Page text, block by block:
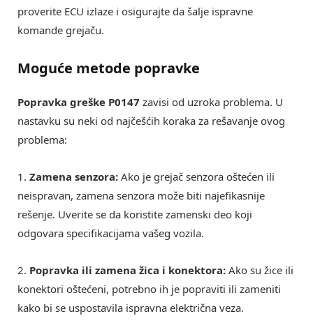
proverite ECU izlaze i osigurajte da šalje ispravne
komande grejaču.
Moguće metode popravke
Popravka greške P0147 zavisi od uzroka problema. U
nastavku su neki od najčešćih koraka za rešavanje ovog
problema:
1. Zamena senzora: Ako je grejač senzora oštećen ili
neispravan, zamena senzora može biti najefikasnije
rešenje. Uverite se da koristite zamenski deo koji
odgovara specifikacijama vašeg vozila.
2. Popravka ili zamena žica i konektora: Ako su žice ili
konektori oštećeni, potrebno ih je popraviti ili zameniti
kako bi se uspostavila ispravna električna veza.